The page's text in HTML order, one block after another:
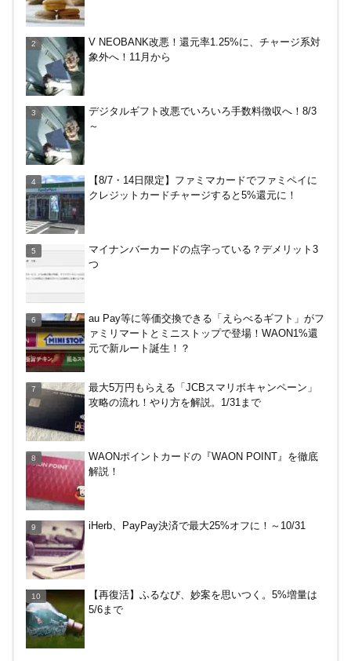
上げる鍵になる！オートチャージなどメリット・デ
メリットまとめ
たる抽選キャンペーン！8/31まで
加入したけど勧誘ヤバいかな
の条件達成で。9/30まで
おきたい利用条件と注意点
クレジットカードチャージすると5%還元に！
理由
で20％還元！
V NEOBANK改悪！還元率1.25%に、チャージ系対
象外へ！11月から
デジタルギフト改悪でいろいろ手数料徴収へ！8/3
～
【8/7・14日限定】ファミマカードでファミペイに
クレジットカードチャージすると5%還元に！
マイナンバーカードの点字っている？デメリット3
つ
au Pay等に等価交換できる「えらべるギフト」がフ
ァミリマートとミニストップで登場！WAON1%還
元で新ルート誕生！？
最大5万円もらえる「JCBスマリボキャンペーン」
攻略の流れ！やり方を解説。1/31まで
WAONポイントカードの『WAON POINT』を徹底
解説！
iHerb、PayPay決済で最大25%オフに！～10/31
【再復活】ふるなび、妙案を思いつく。5%増量は
5/6まで